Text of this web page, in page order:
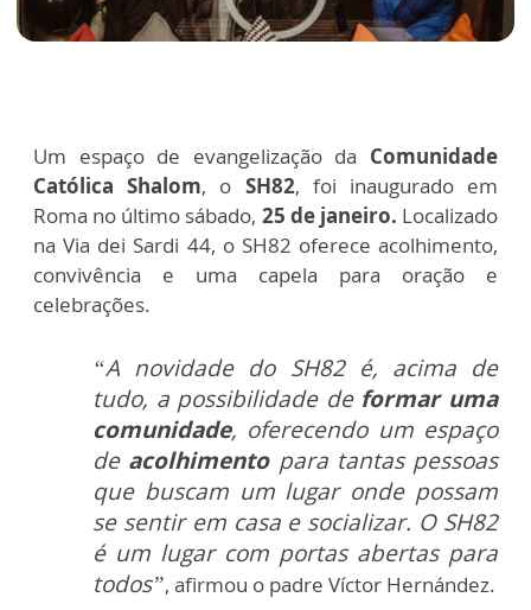
Um espaço de evangelização da Comunidade
Católica Shalom, o SH82, foi inaugurado em
Roma no último sábado, 25 de janeiro. Localizado
na Via dei Sardi 44, o SH82 oferece acolhimento,
convivência e uma capela para oração e
celebrações.
“A novidade do SH82 é, acima de
tudo, a possibilidade de formar uma
comunidade, oferecendo um espaço
de acolhimentopara tantas pessoas
que buscam um lugar onde possam
se sentir em casa e socializar. O SH82
é um lugar com portas abertas para
todos”, afirmou o padre Víctor Hernández.